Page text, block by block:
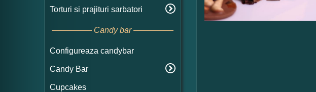
Torturi si prajituri sarbatori
Candy bar
Configureaza candybar
Candy Bar
Cupcakes